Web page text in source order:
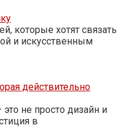
которые хотят связать
и искусственным
действительно
не просто дизайн и
в